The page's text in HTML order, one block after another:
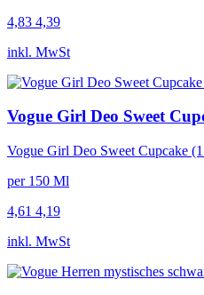
4,83 4,39
inkl. MwSt
Vogue Girl Deo Sweet
Vogue Girl Deo Sweet Cupcake
per 150 Ml
4,61 4,19
inkl. MwSt